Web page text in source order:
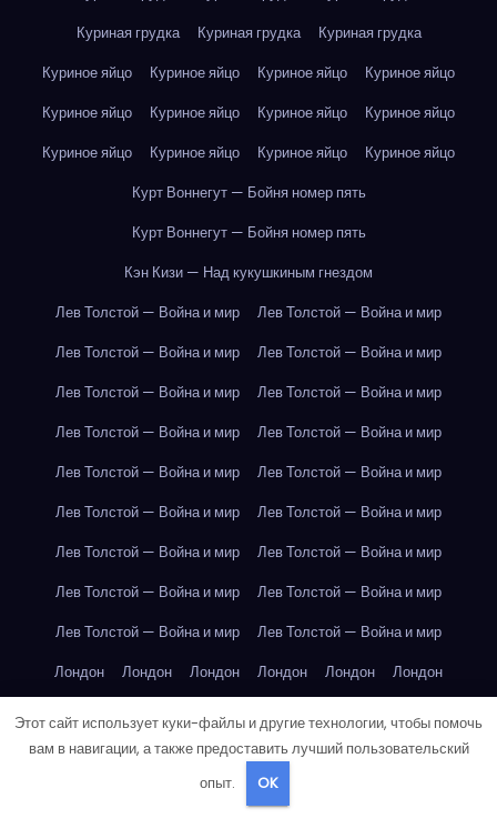
Куриная грудка
Куриная грудка
Куриная грудка
Куриное яйцо
Куриное яйцо Куриное яйцо
Куриное яйцо
Куриное яйцо
Куриное яйцо Куриное яйцо
Куриное яйцо
Куриное яйцо
Куриное яйцо Куриное яйцо
Куриное яйцо
Курт Воннегут — Бойня номер пять
Курт Воннегут — Бойня номер пять
Кэн Кизи — Над кукушкиным гнездом
Лев Толстой — Война и мир
Лев Толстой — Война и мир
Лев Толстой — Война и мир
Лев Толстой — Война и мир
Лев Толстой — Война и мир
Лев Толстой — Война и мир
Лев Толстой — Война и мир
Лев Толстой — Война и мир
Лев Толстой — Война и мир
Лев Толстой — Война и мир
Лев Толстой — Война и мир
Лев Толстой — Война и мир
Лев Толстой — Война и мир
Лев Толстой — Война и мир
Лев Толстой — Война и мир
Лев Толстой — Война и мир
Лев Толстой — Война и мир
Лев Толстой — Война и мир
Лондон
Лондон Лондон Лондон Лондон
Лондон
Лондон
Лондон
Лондон
Лондон Лондон Лондон Лондон
Лондон
Лондон Лондон
Этот сайт использует куки-файлы и другие технологии, чтобы помочь
вам в навигации, а также предоставить лучший пользовательский
опыт.
OK